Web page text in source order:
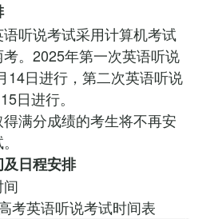
听说考试采用计算机考试
。2025年第一次英语听说
14日进行，第二次英语听说
日进行。
满分成绩的考生将不再安
日程安排
间
考英语听说考试时间表